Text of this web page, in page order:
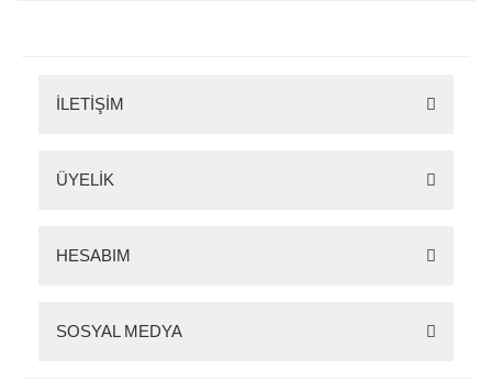
İLETİŞİM
ÜYELİK
HESABIM
SOSYAL MEDYA